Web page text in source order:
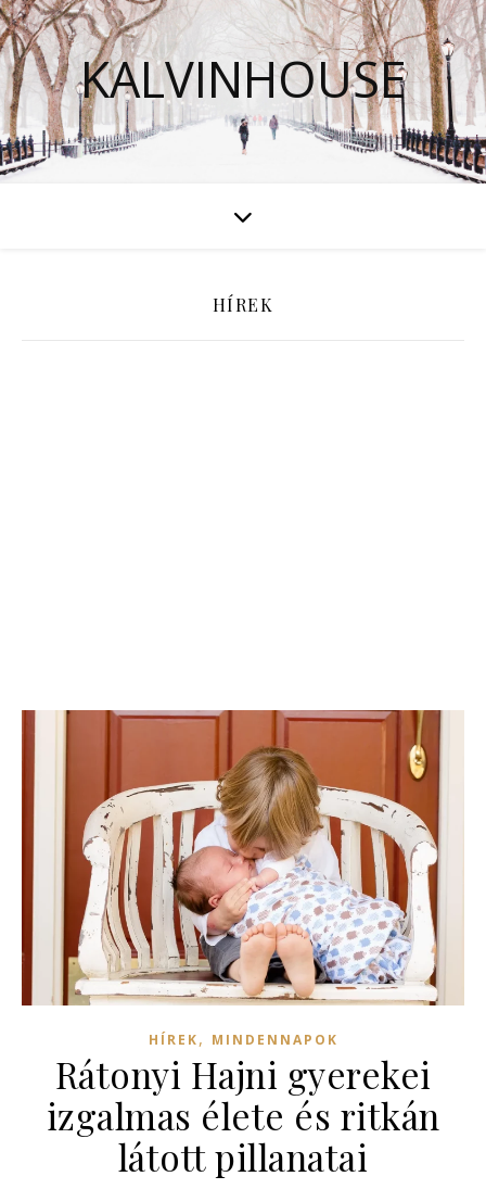
KALVINHOUSE
HÍREK
HÍREK, MINDENNAPOK
Rátonyi Hajni gyerekei
izgalmas élete és ritkán
látott pillanatai